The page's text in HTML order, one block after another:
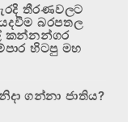
තීරණවලට
බරපතල
කන්නන්ගර
හිටපු මහ
ගන්නා ජාතිය?